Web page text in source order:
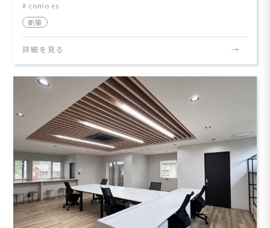
como es
新築
詳細を見る